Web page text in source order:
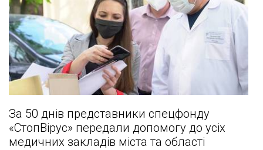
За 50 днів представники спецфонду
«СтопВірус» передали допомогу до усіх
медичних закладів міста та області